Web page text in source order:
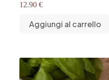
12.90 €
Aggiungi al carrello